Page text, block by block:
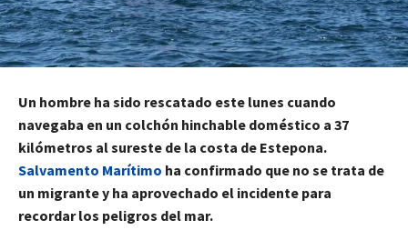
Un hombre ha sido rescatado este lunes cuando
navegaba en un colchón hinchable doméstico a 37
kilómetros al sureste de la costa de Estepona.
Salvamento Marítimo ha confirmado que no se trata de
un migrante y ha aprovechado el incidente para
recordar los peligros del mar.